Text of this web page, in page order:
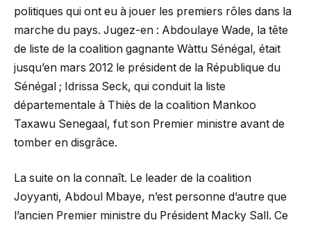
politiques qui ont eu à jouer les premiers rôles dans la
marche du pays. Jugez-en : Abdoulaye Wade, la tête
de liste de la coalition gagnante Wàttu Sénégal, était
jusqu’en mars 2012 le président de la République du
Sénégal ; Idrissa Seck, qui conduit la liste
départementale à Thiès de la coalition Mankoo
Taxawu Senegaal, fut son Premier ministre avant de
tomber en disgrâce.
La suite on la connaît. Le leader de la coalition
Joyyanti, Abdoul Mbaye, n’est personne d’autre que
l’ancien Premier ministre du Président Macky Sall. Ce